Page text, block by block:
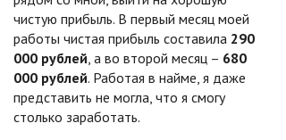
чистую прибыль. В первый месяц моей
работы чистая прибыль составила 290
000 рублей, а во второй месяц – 680
000 рублей. Работая в найме, я даже
представить не могла, что я смогу
столько заработать.